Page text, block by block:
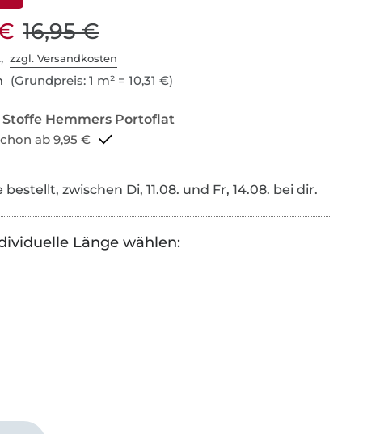
16,95 €
zzgl. Versandkosten
(Grundpreis: 1 m² = 10,31 €)
Portoflat schon ab 9,95 €
bestellt, zwischen Di, 11.08. und Fr, 14.08. bei dir.
Länge wählen: